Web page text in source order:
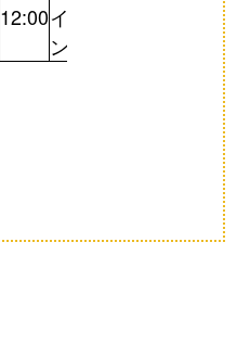
12:00イ
ン